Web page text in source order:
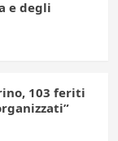
e degli
103 feriti